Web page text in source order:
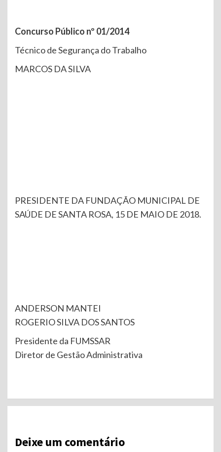
Concurso Público nº 01/2014
Técnico de Segurança do Trabalho
MARCOS DA SILVA
PRESIDENTE DA FUNDAÇÃO MUNICIPAL DE
SAÚDE DE SANTA ROSA, 15 DE MAIO DE 2018.
ANDERSON MANTEI
ROGERIO SILVA DOS SANTOS
Presidente da FUMSSAR
Diretor de Gestão Administrativa
Continue
Reading
Deixe um comentário